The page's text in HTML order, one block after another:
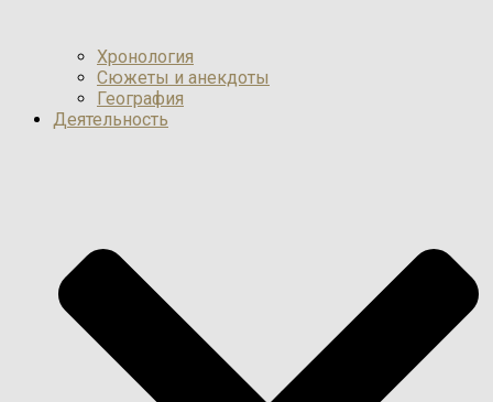
Хронология
Сюжеты и анекдоты
География
Деятельность